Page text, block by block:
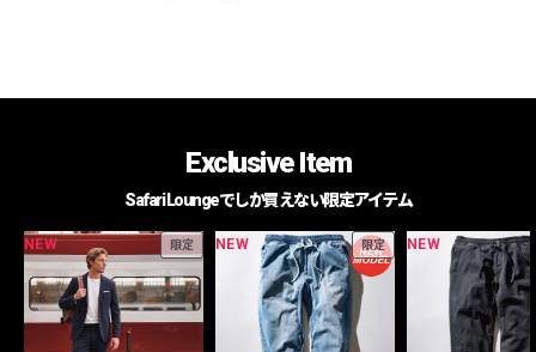
Exclusive Item
Safari Loungeでしか買えない限定アイテム
NEW 限定 NEW 限定 NEW